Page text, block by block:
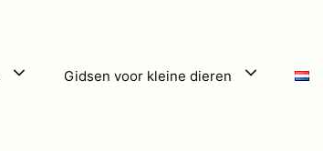
Gidsen voor kleine dieren